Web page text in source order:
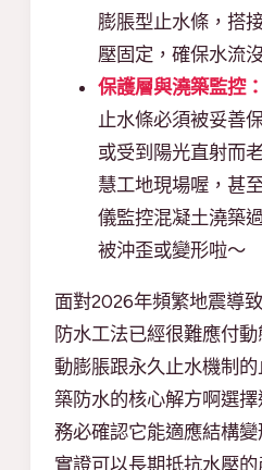
膨脹型止水條，搭
壓固定，確保水流
保護層與澆築監控：
止水條必須被妥善
或受到陽光直射而
慧工地現場喔，甚
儀監控混凝土澆築
被沖歪或變形啦～
面對2026年頻繁地震導
防水工法已經很難應付
動膨脹跟永久止水機制
築防水的核心解方啊選擇
務必確認它能適應結構
實證可以長期抵抗水壓